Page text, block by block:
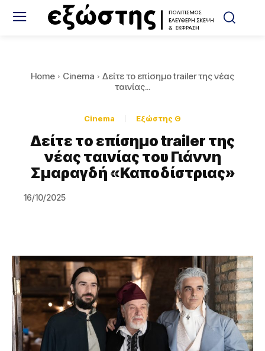
Home Cinema
Δείτε το επίσημο trailer της νέας
ταινίας...
Cinema Εξώστης Θ
Δείτε το επίσημο trailer της
νέας ταινίας του Γιάννη
Σμαραγδή «Καποδίστριας»
16/10/2025